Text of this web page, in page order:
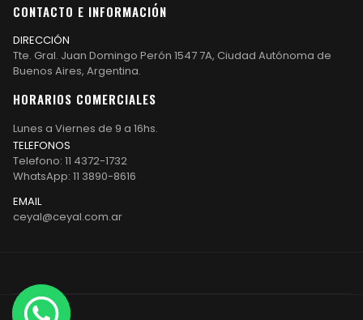
CONTACTO E INFORMACIÓN
DIRECCIÓN
Tte. Gral. Juan Domingo Perón 1547 7A, Ciudad Autónoma de
Buenos Aires, Argentina.
HORARIOS COMERCIALES
Lunes a Viernes de 9 a 16hs.
TELEFONOS
Telefono: 11 4372-1732
WhatsApp: 11 3890-8616
EMAIL
ceyal@ceyal.com.ar